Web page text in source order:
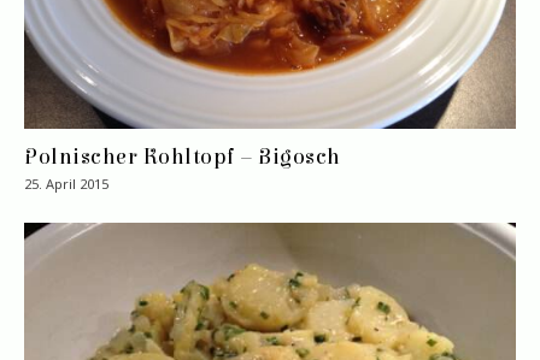
Polnischer Kohltopf – Bigosch
25. April 2015